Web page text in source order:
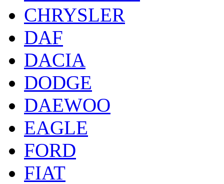
CHRYSLER
DAF
DACIA
DODGE
DAEWOO
EAGLE
FORD
FIAT